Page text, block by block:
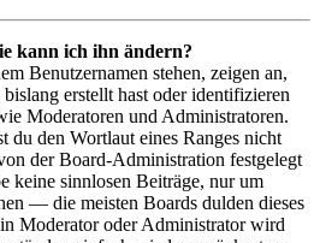
kann ich ihn ändern?
Benutzernamen stehen, zeigen an,
erstellt hast oder identifizieren
Moderatoren und Administratoren.
du den Wortlaut eines Ranges nicht
der Board-Administration festgelegt
keine sinnlosen Beiträge, nur um
— die meisten Boards dulden dieses
Moderator oder Administrator wird